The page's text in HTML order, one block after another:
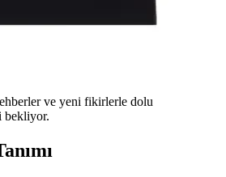
ve yeni fikirlerle dolu
bekliyor.